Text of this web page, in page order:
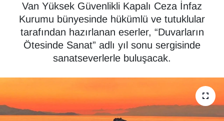
Van Yüksek Güvenlikli Kapalı Ceza İnfaz
Kurumu bünyesinde hükümlü ve tutuklular
tarafından hazırlanan eserler, “Duvarların
Ötesinde Sanat” adlı yıl sonu sergisinde
sanatseverlerle buluşacak.
ÇEVRE
Deprem
Dernekler, Odalar
DÜNYA
Tüm Manşetler
Son Dakika Haberleri
Haber Arşivi